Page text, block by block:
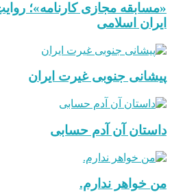
«مسابقه مجازی کارنامه»؛
ایران اسلامی
پیشانی جنوبی غیرت ایران
داستان آن آدم حسابی
من خواهر ندارم.